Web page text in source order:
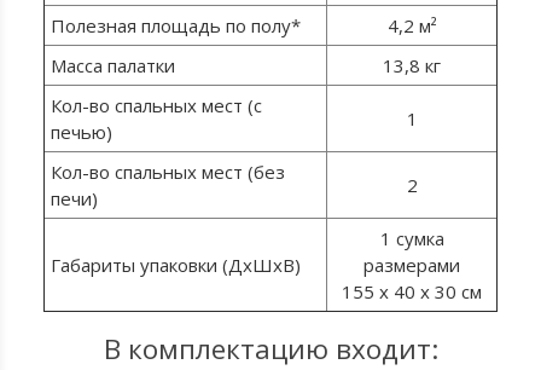
Полезная площадь по полу*
4,2 м²
Масса палатки
13,8 кг
Кол-во спальных мест (с
печью)
1
Кол-во спальных мест (без
печи)
2
Габариты упаковки (ДхШхВ)
1 сумка
размерами
155 х 40 х 30 см
В комплектацию входит: